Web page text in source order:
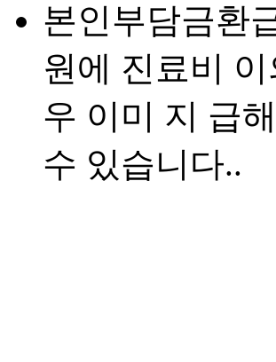
본인부담금환
원에 진료비
우 이미 지 급
수 있습니다..